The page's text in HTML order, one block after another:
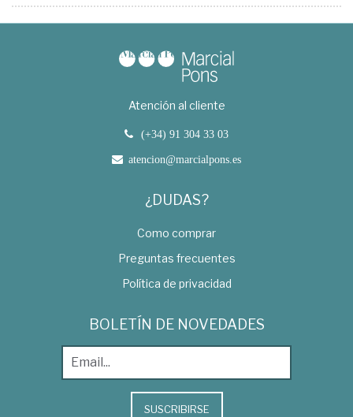
Atención al cliente
(+34) 91 304 33 03
atencion@marcialpons.es
¿DUDAS?
Como comprar
Preguntas frecuentes
Política de privacidad
BOLETÍN DE NOVEDADES
SUSCRIBIRSE